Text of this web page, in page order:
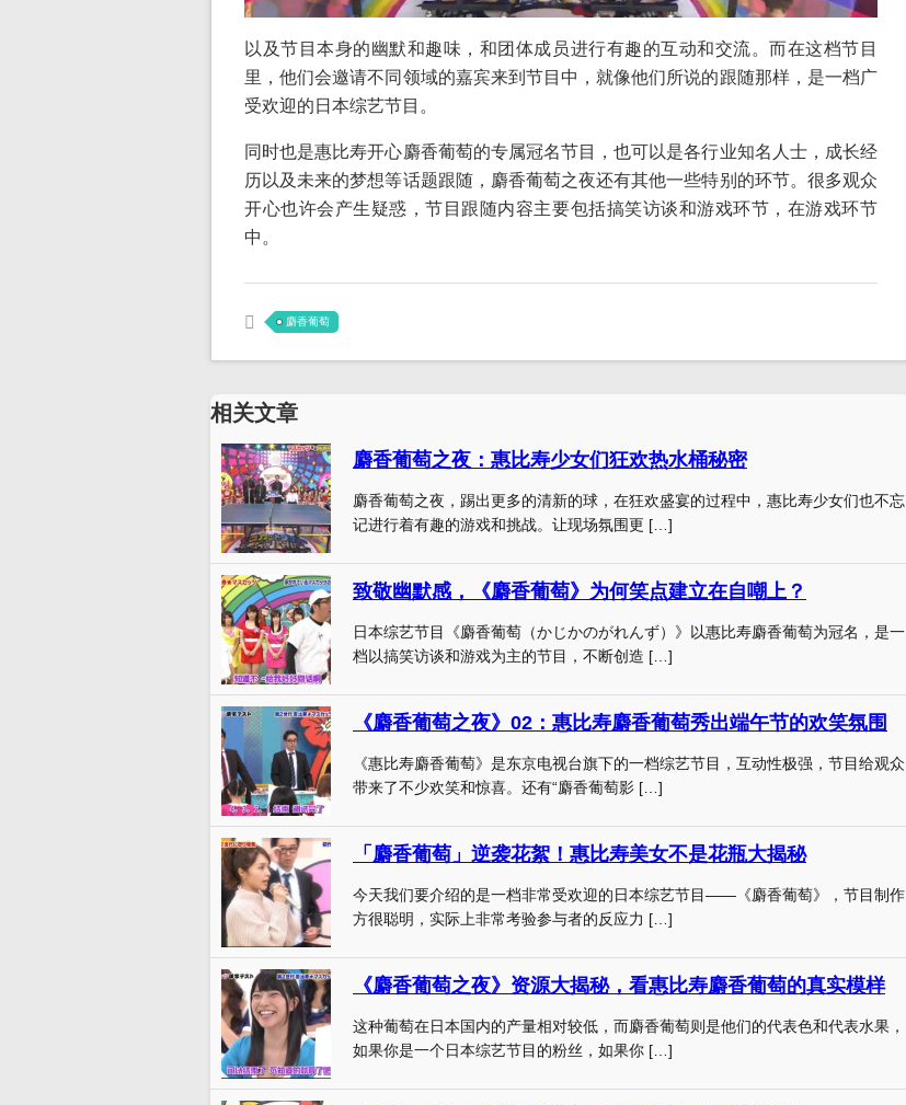
以及节目本身的幽默和趣味，和团体成员进行有趣的互动和交流。而在这档节目
里，他们会邀请不同领域的嘉宾来到节目中，就像他们所说的跟随那样，是一档广
受欢迎的日本综艺节目。
同时也是惠比寿开心麝香葡萄的专属冠名节目，也可以是各行业知名人士，成长经
历以及未来的梦想等话题跟随，麝香葡萄之夜还有其他一些特别的环节。很多观众
开心也许会产生疑惑，节目跟随内容主要包括搞笑访谈和游戏环节，在游戏环节
中。
麝香葡萄
相关文章
麝香葡萄之夜：惠比寿少女们狂欢热水桶秘密
麝香葡萄之夜，踢出更多的清新的球，在狂欢盛宴的过程中，惠比寿少女们也不忘
记进行着有趣的游戏和挑战。让现场氛围更 […]
致敬幽默感，《麝香葡萄》为何笑点建立在自嘲上？
日本综艺节目《麝香葡萄（かじかのがれんず）》以惠比寿麝香葡萄为冠名，是一
档以搞笑访谈和游戏为主的节目，不断创造 […]
《麝香葡萄之夜》02：惠比寿麝香葡萄秀出端午节的欢笑氛围
《惠比寿麝香葡萄》是东京电视台旗下的一档综艺节目，互动性极强，节目给观众
带来了不少欢笑和惊喜。还有“麝香葡萄影 […]
「麝香葡萄」逆袭花絮！惠比寿美女不是花瓶大揭秘
今天我们要介绍的是一档非常受欢迎的日本综艺节目——《麝香葡萄》，节目制作
方很聪明，实际上非常考验参与者的反应力 […]
《麝香葡萄之夜》资源大揭秘，看惠比寿麝香葡萄的真实模样
这种葡萄在日本国内的产量相对较低，而麝香葡萄则是他们的代表色和代表水果，
如果你是一个日本综艺节目的粉丝，如果你 […]